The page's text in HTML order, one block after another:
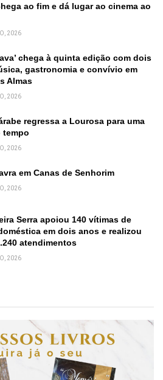
ao fim e dá lugar ao cinema ao
2026
chega à quinta edição com dois
gastronomia e convívio em
Almas
2026
regressa a Lourosa para uma
tempo
2026
em Canas de Senhorim
2026
Serra apoiou 140 vítimas de
em dois anos e realizou
atendimentos
2026